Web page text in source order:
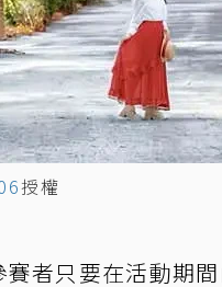
授權
者只要在活動期